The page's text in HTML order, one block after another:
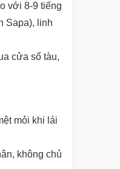
với 8-9 tiếng
Sapa), linh
cửa sổ tàu,
mỏi khi lái
không chủ